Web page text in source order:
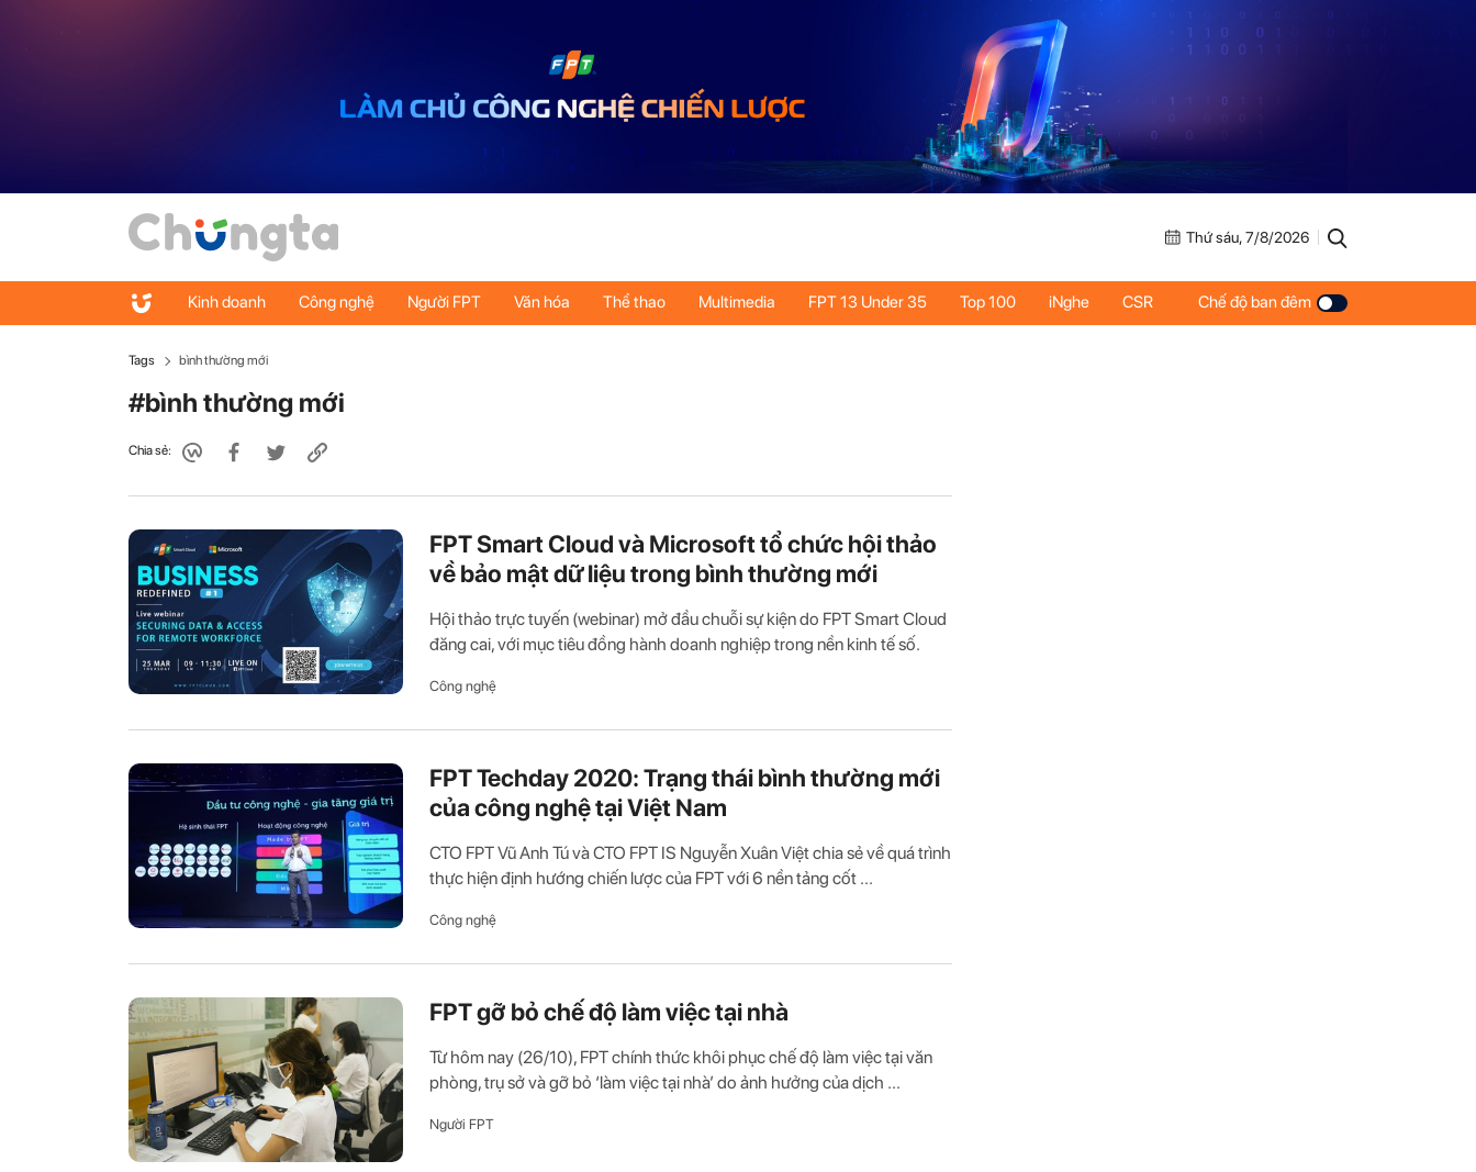
Thứ sáu, 7/8/2026
Kinh doanh Công nghệ Người FPT Văn hóa Thể thao Multimedia FPT 13 Under 35 Top 100 iNghe CSR Chế độ ban đêm
Tags bình thường mới
#bình thường mới
Chia sẻ:
FPT Smart Cloud và Microsoft tổ chức hội thảo
về bảo mật dữ liệu trong bình thường mới
Hội thảo trực tuyến (webinar) mở đầu chuỗi sự kiện do FPT Smart Cloud
đăng cai, với mục tiêu đồng hành doanh nghiệp trong nền kinh tế số.
Công nghệ
FPT Techday 2020: Trạng thái bình thường mới
của công nghệ tại Việt Nam
CTO FPT Vũ Anh Tú và CTO FPT IS Nguyễn Xuân Việt chia sẻ về quá trình
thực hiện định hướng chiến lược của FPT với 6 nền tảng cốt ...
Công nghệ
FPT gỡ bỏ chế độ làm việc tại nhà
Từ hôm nay (26/10), FPT chính thức khôi phục chế độ làm việc tại văn
phòng, trụ sở và gỡ bỏ ‘làm việc tại nhà’ do ảnh hưởng của dịch ...
Người FPT